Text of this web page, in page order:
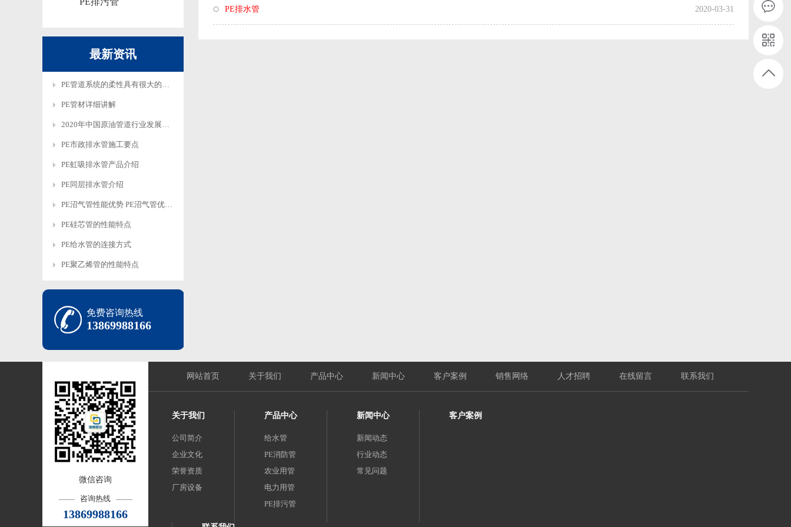
最新资讯
PE管道系统的柔性具有很大的技…
PE管材详细讲解
2020年中国原油管道行业发展趋…
PE市政排水管施工要点
PE虹吸排水管产品介绍
PE同层排水管介绍
PE沼气管性能优势 PE沼气管优…
PE硅芯管的性能特点
PE给水管的连接方式
PE聚乙烯管的性能特点
免费咨询热线
13869988166
PE排水管 2020-03-31
微信咨询
咨询热线
13869988166
网站首页 关于我们 产品中心 新闻中心 客户案例 销售网络 人才招聘 在线留言 联系我们
关于我们
公司简介
企业文化
荣誉资质
厂房设备
产品中心
给水管
PE消防管
农业用管
电力用管
PE排污管
新闻中心
新闻动态
行业动态
常见问题
客户案例